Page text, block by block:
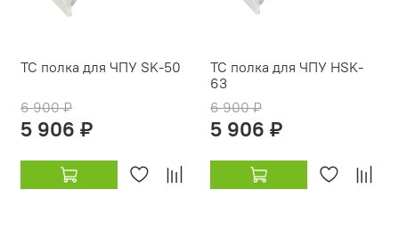
TC полка для ЧПУ SK-50
6 900 ₽
5 906 ₽
TC полка для ЧПУ HSK-
63
6 900 ₽
5 906 ₽